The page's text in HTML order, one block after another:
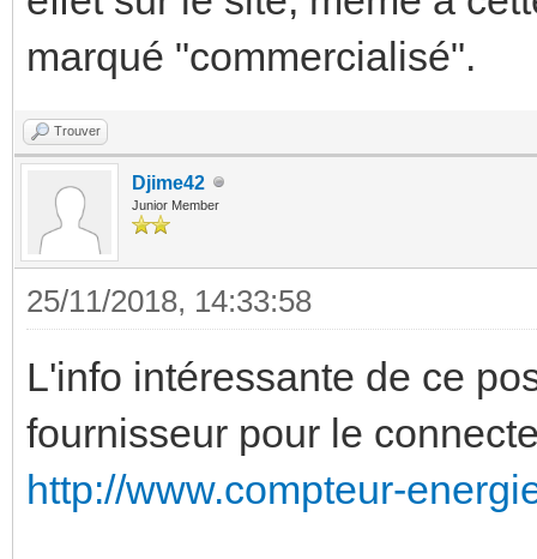
marqué "commercialisé".
Trouver
Djime42
Junior Member
25/11/2018, 14:33:58
L'info intéressante de ce
fournisseur pour le
http://www.compteur-